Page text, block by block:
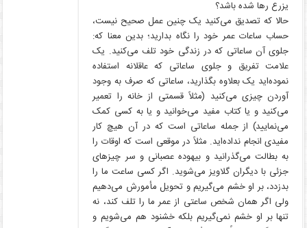
یزرع رها شده باشد؟
حالا که تصدیق می‌کنید یک چنین عمل صحیح نیست،
حساب ساعات عمر خود را نگاه بدارید؛ بدین معنا که:
جلوی آن ساعاتی که در زندگی خود تلف می‌کنید. یک
علامت تفریق و جلوی ساعاتی که عاقلانه استفاده
نموده‌اید یک بعلاوه بگذارید، ساعاتی که صرف به وجود
آوردن چیزی می‌کنید (مثلاً قسمتی از خانه را تعمیر
می‌کنید و یا کتاب مفید می‌خوانید و یا به کسی کمک
می‌نمایید) از جمله ساعاتی است که در آن هیچ کار
مفیدی انجام نداده‌اید. مثلاً در موقعی است که اوقات را
به بطالت می‌گذرانید و بیهوده عصبانی و سر چیزهای
جزئی با دیگران گلاویز می‌شوید. اگر کسی ساعت ما را
بدزدد، بر او خشم می‌گیریم و تحویل مأمورش می‌دهیم
ولی اگر همان شخص ساعتی از عمر ما را تلف کند، نه
تنها بر او خشم نمی‌گیریم بلکه خشنود هم می‌شویم و